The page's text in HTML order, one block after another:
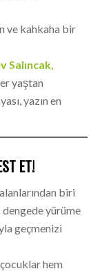
ve kahkaha bir
Salıncak,
yaştan
yazın en
ET!
biri
dengede yürüme
geçmenizi
hem